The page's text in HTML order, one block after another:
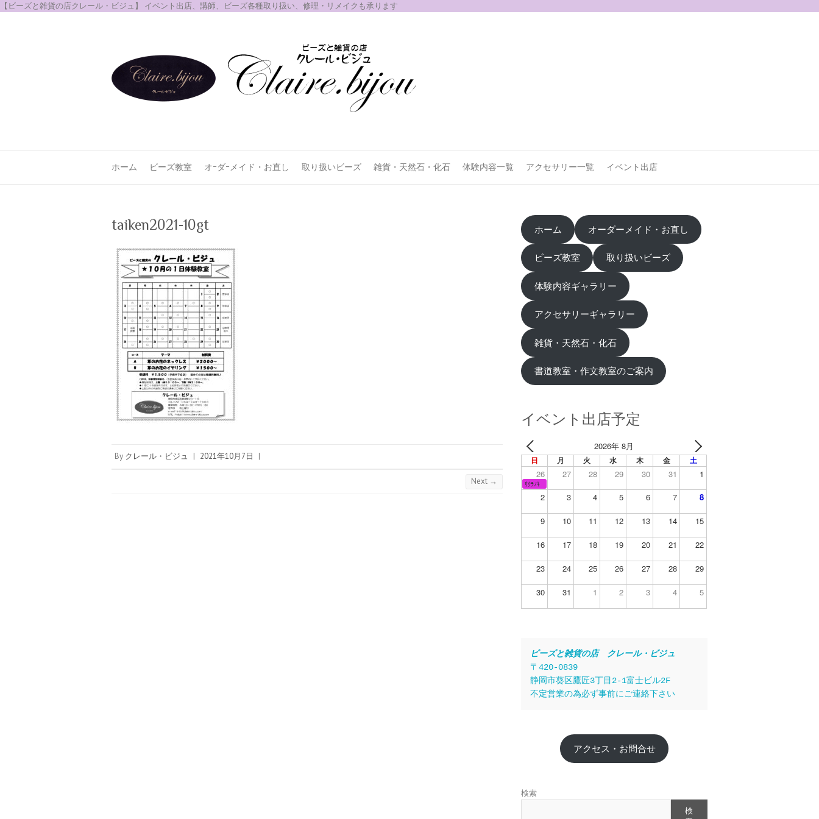
【ビーズと雑貨の店クレール・ビジュ】 イベント出店、講師、ビーズ各種取り扱い、修理・リメイクも承ります
ホーム ビーズ教室 オｰダｰメイド・お直し 取り扱いビーズ 雑貨・天然石・化石 体験内容一覧 アクセサリー一覧 イベント出店
taiken2021-10gt
By クレール・ビジュ | 2021年10月7日 |
Next →
ホーム オーダーメイド・お直し
ビーズ教室 取り扱いビーズ
体験内容ギャラリー
アクセサリーギャラリー
雑貨・天然石・化石
書道教室・作文教室のご案内
イベント出店予定
2026年 8月
日 月 火 水 木 金 土
26 27 28 29 30 31 1
ｻｸﾗﾉｷ
2 3 4 5 6 7 8
9 10 11 12 13 14 15
16 17 18 19 20 21 22
23 24 25 26 27 28 29
30 31 1 2 3 4 5
ビーズと雑貨の店　クレール・ビジュ
〒420-0839
静岡市葵区鷹匠3丁目2-1富士ビル2F
不定営業の為必ず事前にご連絡下さい
アクセス・お問合せ
検索
検